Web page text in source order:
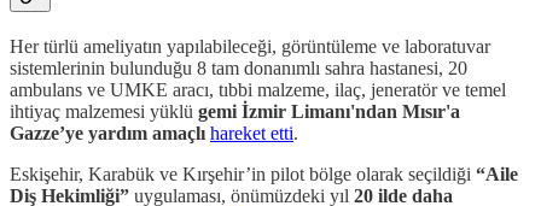
Her türlü ameliyatın yapılabileceği, görüntüleme ve laboratuvar
sistemlerinin bulunduğu 8 tam donanımlı sahra hastanesi, 20
ambulans ve UMKE aracı, tıbbi malzeme, ilaç, jeneratör ve temel
ihtiyaç malzemesi yüklü gemi İzmir Limanı'ndan Mısır'a
Gazze’ye yardım amaçlı hareket etti.
Eskişehir, Karabük ve Kırşehir’in pilot bölge olarak seçildiği “Aile
Diş Hekimliği” uygulaması, önümüzdeki yıl 20 ilde daha